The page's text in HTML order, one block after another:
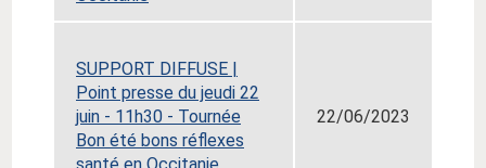
SUPPORT DIFFUSE |
Point presse du jeudi 22
juin - 11h30 - Tournée
Bon été bons réflexes
santé en Occitanie
22/06/2023